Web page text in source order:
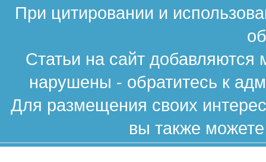
При цитировании и
Статьи на сайт
нарушены - обратитесь к
Для размещения своих
вы также